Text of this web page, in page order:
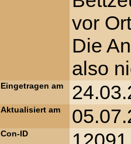
vor
Die
also
Eingetragen am
Aktualisiert am
Con-ID